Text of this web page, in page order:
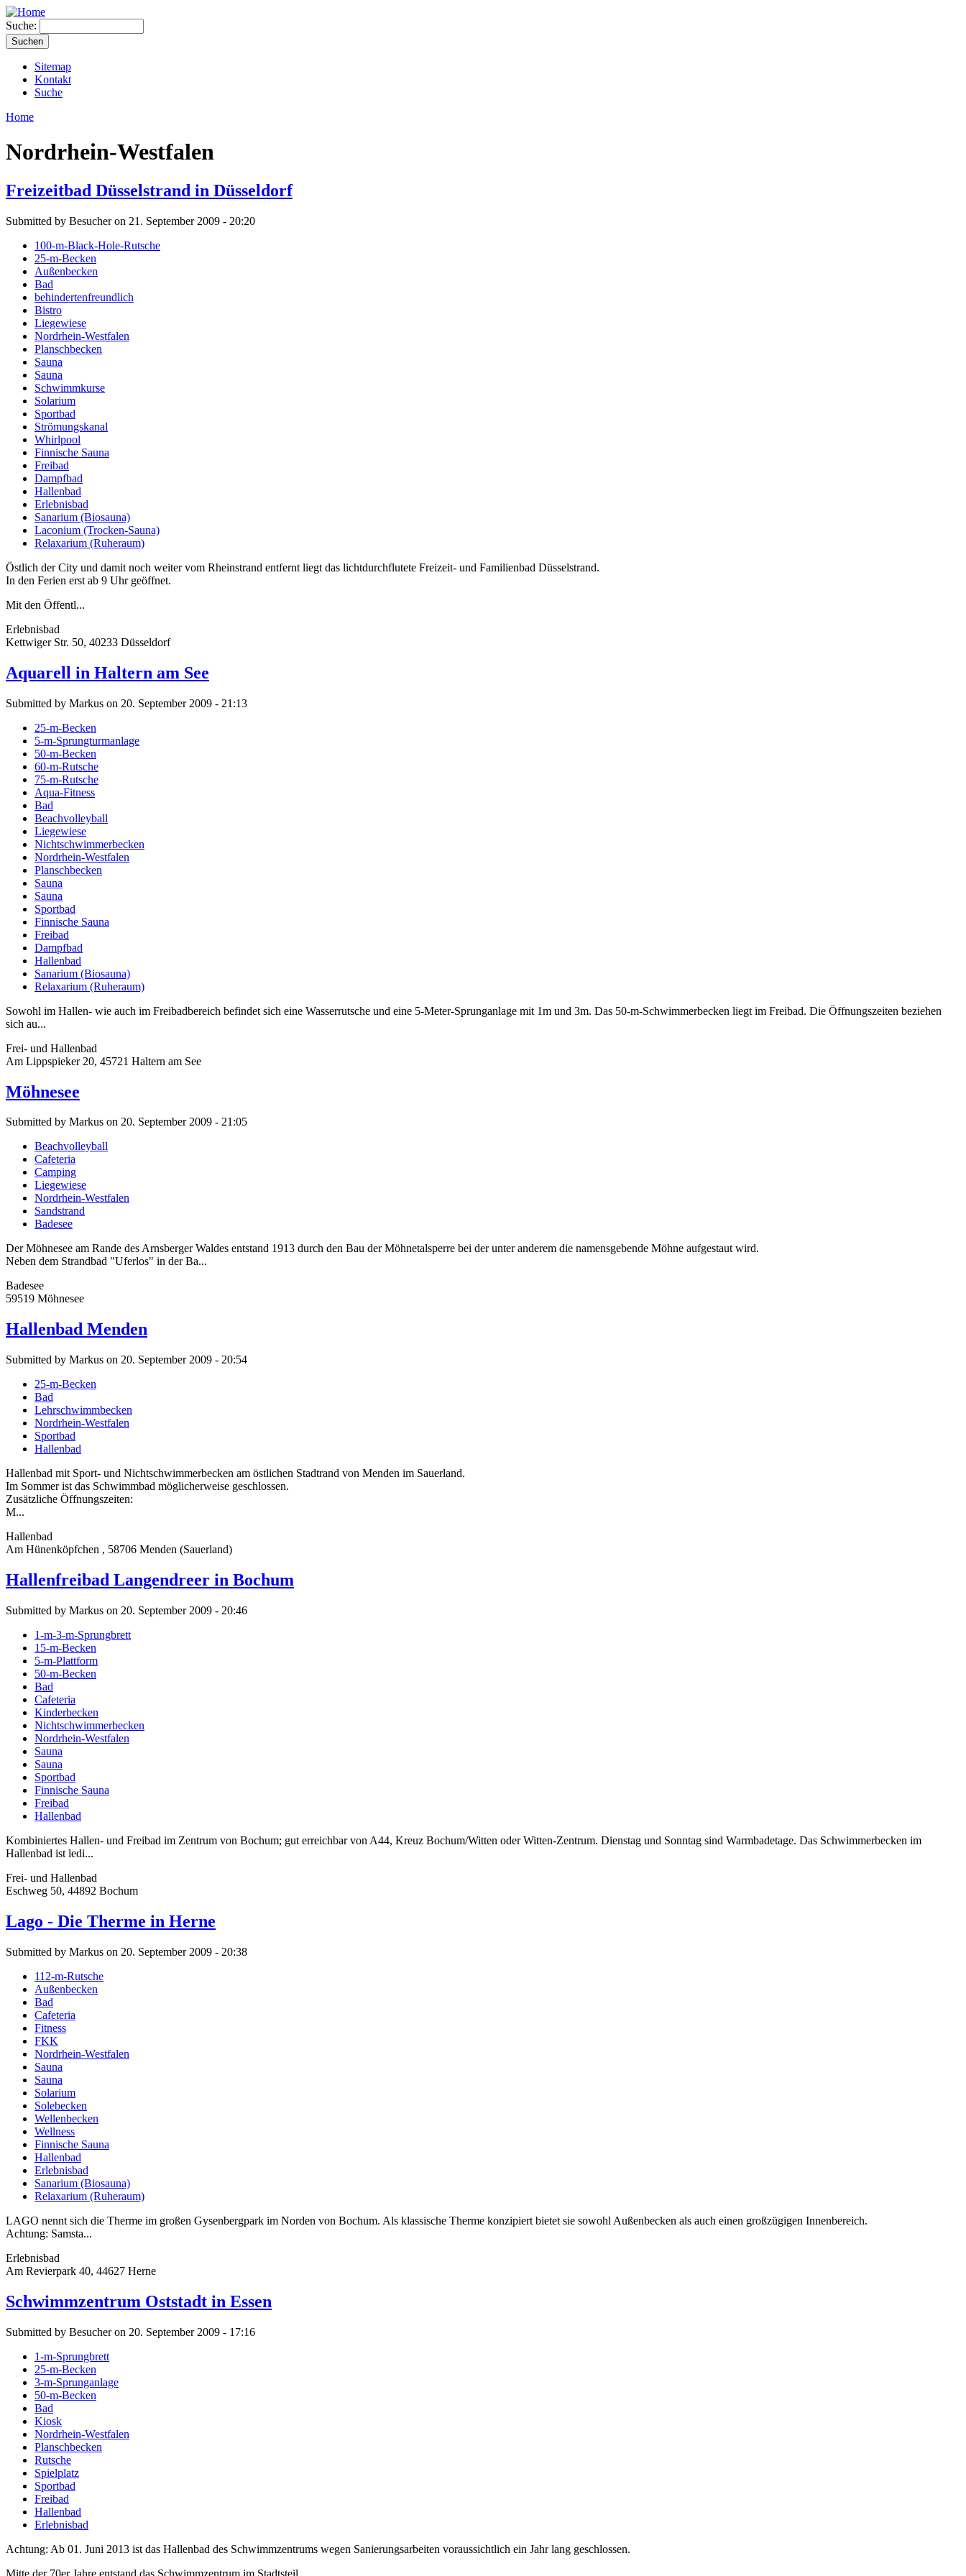
Suche:
Sitemap
Kontakt
Suche
Home
Nordrhein-Westfalen
Freizeitbad Düsselstrand in Düsseldorf
Submitted by Besucher on 21. September 2009 - 20:20
100-m-Black-Hole-Rutsche
25-m-Becken
Außenbecken
Bad
behindertenfreundlich
Bistro
Liegewiese
Nordrhein-Westfalen
Planschbecken
Sauna
Sauna
Schwimmkurse
Solarium
Sportbad
Strömungskanal
Whirlpool
Finnische Sauna
Freibad
Dampfbad
Hallenbad
Erlebnisbad
Sanarium (Biosauna)
Laconium (Trocken-Sauna)
Relaxarium (Ruheraum)
Östlich der City und damit noch weiter vom Rheinstrand entfernt liegt das lichtdurchflutete Freizeit- und Familienbad Düsselstrand.
In den Ferien erst ab 9 Uhr geöffnet.
Mit den Öffentl...
Erlebnisbad
Kettwiger Str. 50, 40233 Düsseldorf
Aquarell in Haltern am See
Submitted by Markus on 20. September 2009 - 21:13
25-m-Becken
5-m-Sprungturmanlage
50-m-Becken
60-m-Rutsche
75-m-Rutsche
Aqua-Fitness
Bad
Beachvolleyball
Liegewiese
Nichtschwimmerbecken
Nordrhein-Westfalen
Planschbecken
Sauna
Sauna
Sportbad
Finnische Sauna
Freibad
Dampfbad
Hallenbad
Sanarium (Biosauna)
Relaxarium (Ruheraum)
Sowohl im Hallen- wie auch im Freibadbereich befindet sich eine Wasserrutsche und eine 5-Meter-Sprunganlage mit 1m und 3m. Das 50-m-Schwimmerbecken liegt im Freibad. Die Öffnungszeiten beziehen
sich au...
Frei- und Hallenbad
Am Lippspieker 20, 45721 Haltern am See
Möhnesee
Submitted by Markus on 20. September 2009 - 21:05
Beachvolleyball
Cafeteria
Camping
Liegewiese
Nordrhein-Westfalen
Sandstrand
Badesee
Der Möhnesee am Rande des Arnsberger Waldes entstand 1913 durch den Bau der Möhnetalsperre bei der unter anderem die namensgebende Möhne aufgestaut wird.
Neben dem Strandbad "Uferlos" in der Ba...
Badesee
59519 Möhnesee
Hallenbad Menden
Submitted by Markus on 20. September 2009 - 20:54
25-m-Becken
Bad
Lehrschwimmbecken
Nordrhein-Westfalen
Sportbad
Hallenbad
Hallenbad mit Sport- und Nichtschwimmerbecken am östlichen Stadtrand von Menden im Sauerland.
Im Sommer ist das Schwimmbad möglicherweise geschlossen.
Zusätzliche Öffnungszeiten:
M...
Hallenbad
Am Hünenköpfchen , 58706 Menden (Sauerland)
Hallenfreibad Langendreer in Bochum
Submitted by Markus on 20. September 2009 - 20:46
1-m-3-m-Sprungbrett
15-m-Becken
5-m-Plattform
50-m-Becken
Bad
Cafeteria
Kinderbecken
Nichtschwimmerbecken
Nordrhein-Westfalen
Sauna
Sauna
Sportbad
Finnische Sauna
Freibad
Hallenbad
Kombiniertes Hallen- und Freibad im Zentrum von Bochum; gut erreichbar von A44, Kreuz Bochum/Witten oder Witten-Zentrum. Dienstag und Sonntag sind Warmbadetage. Das Schwimmerbecken im
Hallenbad ist ledi...
Frei- und Hallenbad
Eschweg 50, 44892 Bochum
Lago - Die Therme in Herne
Submitted by Markus on 20. September 2009 - 20:38
112-m-Rutsche
Außenbecken
Bad
Cafeteria
Fitness
FKK
Nordrhein-Westfalen
Sauna
Sauna
Solarium
Solebecken
Wellenbecken
Wellness
Finnische Sauna
Hallenbad
Erlebnisbad
Sanarium (Biosauna)
Relaxarium (Ruheraum)
LAGO nennt sich die Therme im großen Gysenbergpark im Norden von Bochum. Als klassische Therme konzipiert bietet sie sowohl Außenbecken als auch einen großzügigen Innenbereich.
Achtung: Samsta...
Erlebnisbad
Am Revierpark 40, 44627 Herne
Schwimmzentrum Oststadt in Essen
Submitted by Besucher on 20. September 2009 - 17:16
1-m-Sprungbrett
25-m-Becken
3-m-Sprunganlage
50-m-Becken
Bad
Kiosk
Nordrhein-Westfalen
Planschbecken
Rutsche
Spielplatz
Sportbad
Freibad
Hallenbad
Erlebnisbad
Achtung: Ab 01. Juni 2013 ist das Hallenbad des Schwimmzentrums wegen Sanierungsarbeiten voraussichtlich ein Jahr lang geschlossen.
Mitte der 70er Jahre entstand das Schwimmzentrum im Stadtsteil ...